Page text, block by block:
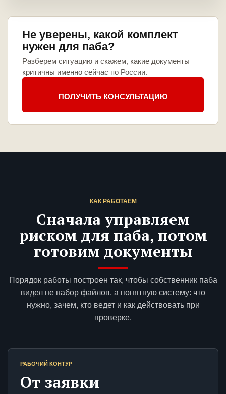
Не уверены, какой комплект
нужен для паба?
Разберем ситуацию и скажем, какие документы
критичны именно сейчас по России.
ПОЛУЧИТЬ КОНСУЛЬТАЦИЮ
КАК РАБОТАЕМ
Сначала управляем
риском для паба, потом
готовим документы
Порядок работы построен так, чтобы собственник паба
видел не набор файлов, а понятную систему: что
нужно, зачем, кто ведет и как действовать при
проверке.
РАБОЧИЙ КОНТУР
От заявки